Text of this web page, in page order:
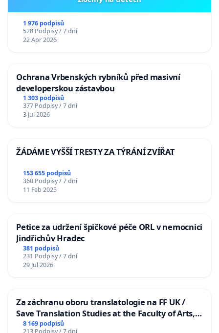
1 976 podpisů
528 Podpisy / 7 dní
22 Apr 2026
Ochrana Vrbenských rybníků před masivní
developerskou zástavbou
1 303 podpisů
377 Podpisy / 7 dní
3 Jul 2026
ŽÁDÁME VYŠŠÍ TRESTY ZA TÝRÁNÍ ZVÍŘAT
153 655 podpisů
360 Podpisy / 7 dní
11 Feb 2025
Petice za udržení špičkové péče ORL v nemocnici
Jindřichův Hradec
381 podpisů
231 Podpisy / 7 dní
29 Jul 2026
Za záchranu oboru translatologie na FF UK /
Save Translation Studies at the Faculty of Arts,
Charles University
8 169 podpisů
213 Podpisy / 7 dní